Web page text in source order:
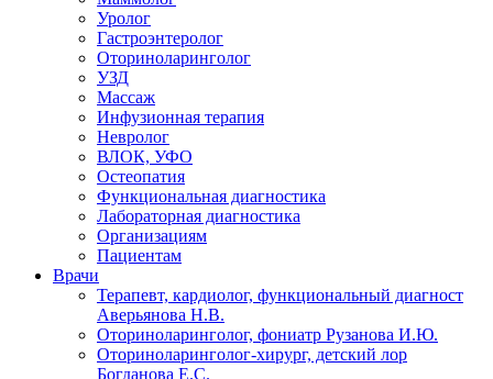
Уролог
Гастроэнтеролог
Оториноларинголог
УЗД
Массаж
Инфузионная терапия
Невролог
ВЛОК, УФО
Остеопатия
Функциональная диагностика
Лабораторная диагностика
Организациям
Пациентам
Врачи
Терапевт, кардиолог, функциональный диагност
Аверьянова Н.В.
Оториноларинголог, фониатр Рузанова И.Ю.
Оториноларинголог-хирург, детский лор
Богданова Е.С.